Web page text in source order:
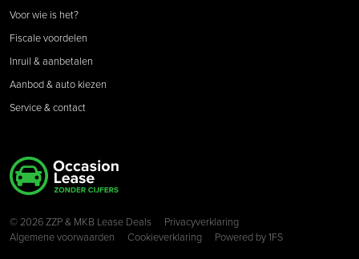
Voor wie is het?
Fiscale voordelen
Inruil & aanbetalen
Aanbod & auto kiezen
Service & contact
Copyright navigation
© 2026 ZZP & MKB Lease Deals
Privacyverklaring
Algemene voorwaarden
Cookieverklaring Powered by1FS